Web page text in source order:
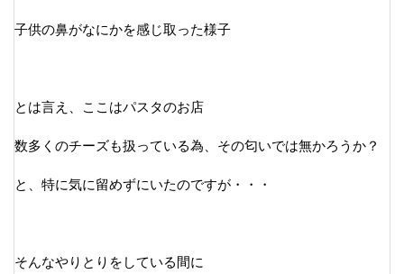
子供の鼻がなにかを感じ取った様子
とは言え、ここはパスタのお店
数多くのチーズも扱っている為、その匂いでは無かろうか？
と、特に気に留めずにいたのですが・・・
そんなやりとりをしている間に